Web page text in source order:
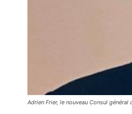
Adrien Frier, le nouveau Consul général